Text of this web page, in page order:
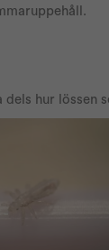
hur lössen